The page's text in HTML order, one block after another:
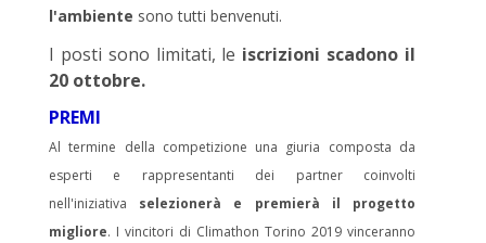
l'ambiente sono tutti benvenuti.
I posti sono limitati, le iscrizioni scadono il
20 ottobre.
PREMI
Al termine della competizione una giuria composta da
esperti e rappresentanti dei partner coinvolti
nell'iniziativa selezionerà e premierà il progetto
migliore. I vincitori di Climathon Torino 2019 vinceranno